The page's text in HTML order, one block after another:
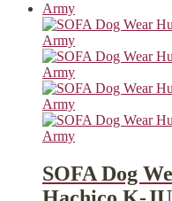
auf.
auf
SOFA Dog